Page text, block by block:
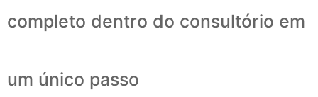
completo dentro do consultório em
um único passo